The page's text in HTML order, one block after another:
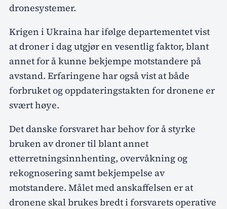
dronesystemer.
Krigen i Ukraina har ifølge departementet vist
at droner i dag utgjør en vesentlig faktor, blant
annet for å kunne bekjempe motstandere på
avstand. Erfaringene har også vist at både
forbruket og oppdateringstakten for dronene er
svært høye.
Det danske forsvaret har behov for å styrke
bruken av droner til blant annet
etterretningsinnhenting, overvåkning og
rekognosering samt bekjempelse av
motstandere. Målet med anskaffelsen er at
dronene skal brukes bredt i forsvarets operative